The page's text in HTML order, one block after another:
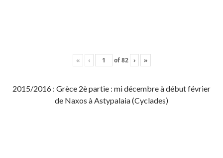
« ‹ of82 › »
2015/2016 : Grèce 2è partie : mi décembre à début février
de Naxos à Astypalaia (Cyclades)